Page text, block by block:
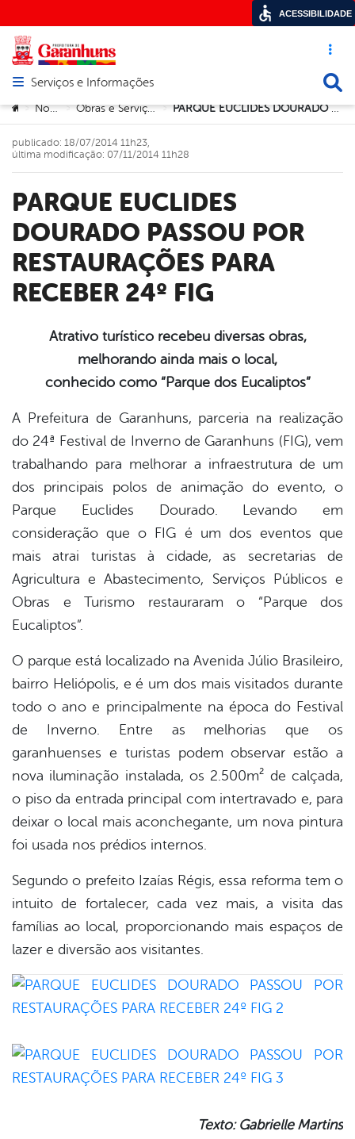
Acesso
Abrir menu principal de navegação
Serviços e Informações
Você está aqui:
> Notícias > Obras e Serviços Públicos > PARQUE EUCLIDES DOURADO PASSOU POR RESTAURAÇÕES PARA RECEBER 24º FIG
PARQUE EUCLIDES
DOURADO PASSOU POR
RESTAURAÇÕES PARA
RECEBER 24º FIG
publicado: 18/07/2014 11h23,
última modificação: 07/11/2014 11h28
Atrativo turístico recebeu diversas obras,
melhorando ainda mais o local,
conhecido como “Parque dos Eucaliptos”
A Prefeitura de Garanhuns, parceria na realização
do 24ª Festival de Inverno de Garanhuns (FIG), vem
trabalhando para melhorar a infraestrutura de um
dos principais polos de animação do evento, o
Parque Euclides Dourado. Levando em
consideração que o FIG é um dos eventos que
mais atrai turistas à cidade, as secretarias de
Agricultura e Abastecimento, Serviços Públicos e
Obras e Turismo restauraram o “Parque dos
Eucaliptos”.
O parque está localizado na Avenida Júlio Brasileiro,
bairro Heliópolis, e é um dos mais visitados durante
todo o ano e principalmente na época do Festival
de Inverno. Entre as melhorias que os
garanhuenses e turistas podem observar estão a
nova iluminação instalada, os 2.500m² de calçada,
o piso da entrada principal com intertravado e, para
deixar o local mais aconchegante, um nova pintura
foi usada nos prédios internos.
Segundo o prefeito Izaías Régis, essa reforma tem o
intuito de fortalecer, cada vez mais, a visita das
famílias ao local, proporcionando mais espaços de
lazer e diversão aos visitantes.
Texto: Gabrielle Martins
ACESSIBILIDADE